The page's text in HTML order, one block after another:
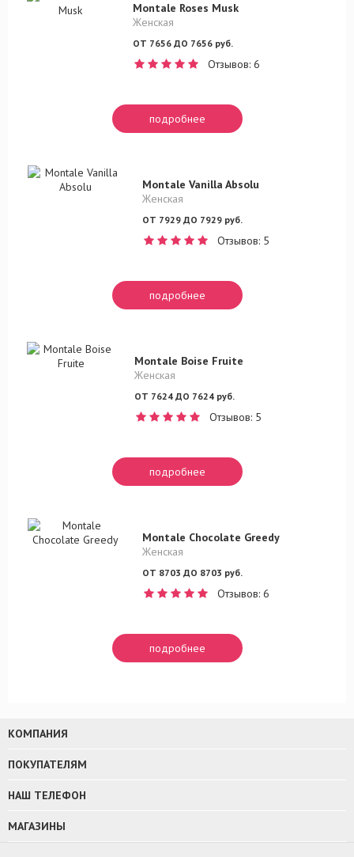
Montale Roses Musk
Женская
ОТ 7656 ДО 7656 руб.
Отзывов: 6
подробнее
Montale Vanilla Absolu
Женская
ОТ 7929 ДО 7929 руб.
Отзывов: 5
подробнее
Montale Boise Fruite
Женская
ОТ 7624 ДО 7624 руб.
Отзывов: 5
подробнее
Montale Chocolate Greedy
Женская
ОТ 8703 ДО 8703 руб.
Отзывов: 6
подробнее
КОМПАНИЯ
ПОКУПАТЕЛЯМ
НАШ ТЕЛЕФОН
МАГАЗИНЫ